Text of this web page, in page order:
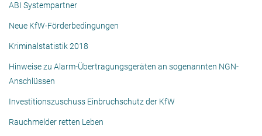
ABI Systempartner
Neue KfW-Förderbedingungen
Kriminalstatistik 2018
Hinweise zu Alarm-Übertragungsgeräten an sogenannten NGN-
Anschlüssen
Investitionszuschuss Einbruchschutz der KfW
Rauchmelder retten Leben